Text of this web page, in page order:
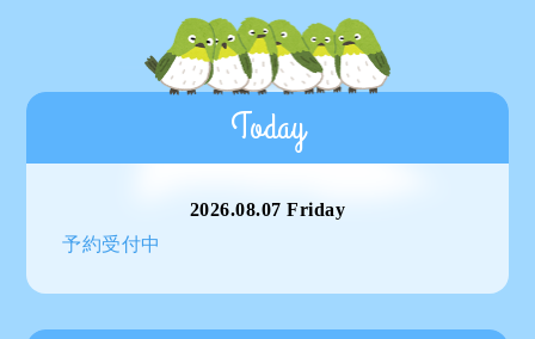
Today
2026.08.07 Friday
予約受付中